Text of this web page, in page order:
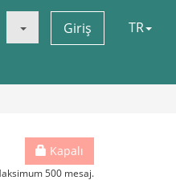
Giriş TR
Kapalı
500 mesaj.